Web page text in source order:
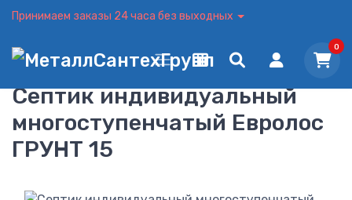
Принимаем заказы 24 часа без выходных
0
Септик индивидуальный
многоступенчатый Евролос
ГРУНТ 15